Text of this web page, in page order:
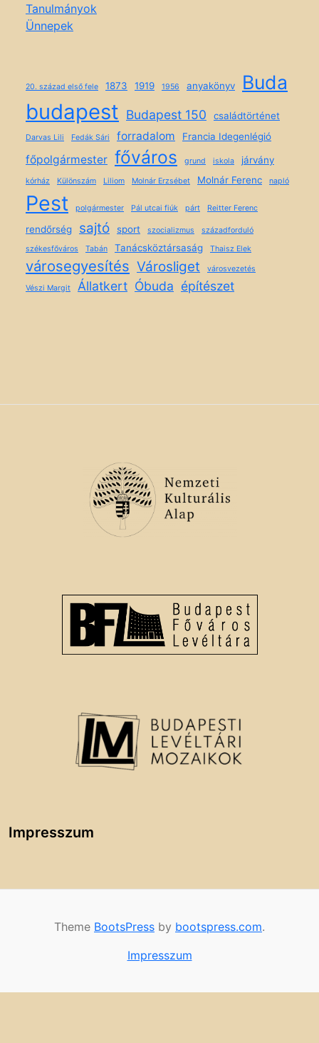
Tanulmányok
Ünnepek
20. század első fele 1873 1919 1956 anyakönyv Buda
budapest Budapest 150 családtörténet
Darvas Lili Fedák Sári forradalom Francia Idegenlégió
főpolgármester főváros grund iskola járvány
kórház Különszám Liliom Molnár Erzsébet Molnár Ferenc napló
Pest polgármester Pál utcai fiúk párt Reitter Ferenc
rendőrség sajtó sport szocializmus
századforduló
székesfőváros
Tabán Tanácsköztársaság Thaisz Elek
városegyesítés Városliget városvezetés
Vészi Margit Állatkert Óbuda építészet
Impresszum
Theme BootsPress by bootspress.com.
Impresszum